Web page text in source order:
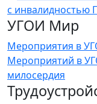
УГОИ Мир
Мероприятия в
Мероприятий в
милосердия